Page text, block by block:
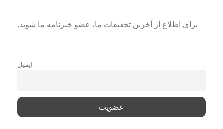
برای اطلاع از آخرین تخفیفات ما، عضو خبرنامه ما شوید.
ایمیل